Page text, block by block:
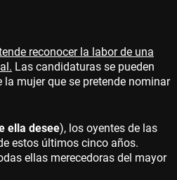
reconocer la labor de una
Las candidaturas se pueden
mujer que se pretende nominar
ella desee), los oyentes de las
estos últimos cinco años.
ellas merecedoras del mayor